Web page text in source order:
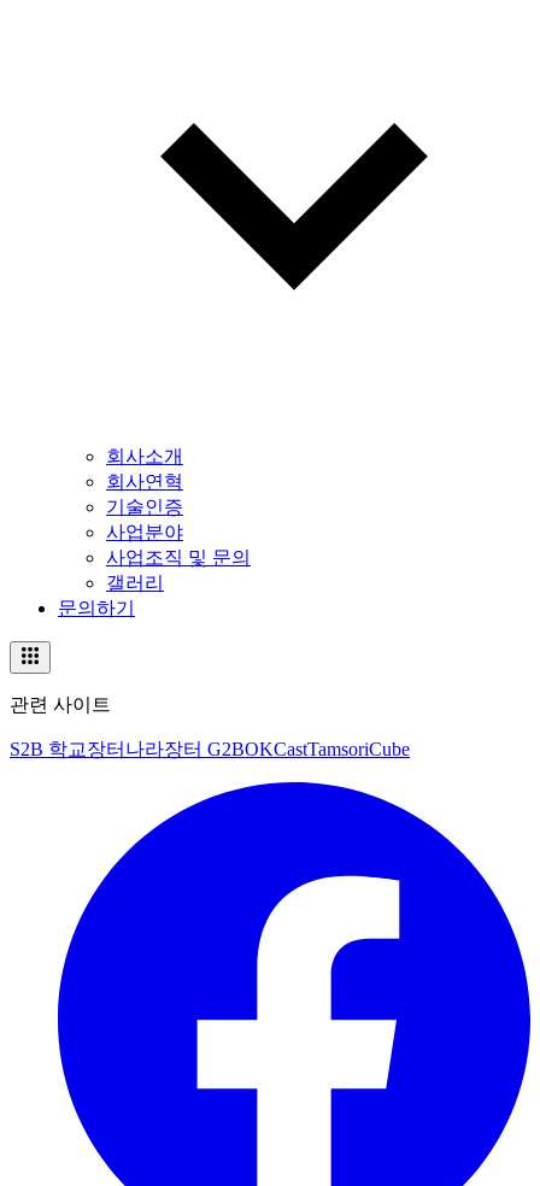
회사소개
회사연혁
기술인증
사업분야
사업조직 및 문의
갤러리
문의하기
관련 사이트
S2B 학교장터 나라장터 G2BOKCastTamsoriCube